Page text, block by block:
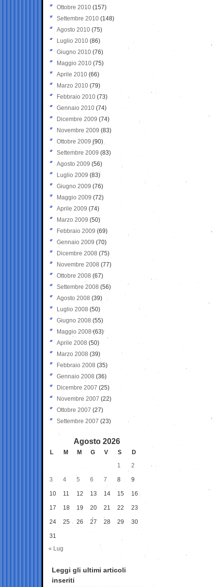
Ottobre 2010 (157)
Settembre 2010 (148)
Agosto 2010 (75)
Luglio 2010 (86)
Giugno 2010 (76)
Maggio 2010 (75)
Aprile 2010 (66)
Marzo 2010 (79)
Febbraio 2010 (73)
Gennaio 2010 (74)
Dicembre 2009 (74)
Novembre 2009 (83)
Ottobre 2009 (90)
Settembre 2009 (83)
Agosto 2009 (56)
Luglio 2009 (83)
Giugno 2009 (76)
Maggio 2009 (72)
Aprile 2009 (74)
Marzo 2009 (50)
Febbraio 2009 (69)
Gennaio 2009 (70)
Dicembre 2008 (75)
Novembre 2008 (77)
Ottobre 2008 (67)
Settembre 2008 (56)
Agosto 2008 (39)
Luglio 2008 (50)
Giugno 2008 (55)
Maggio 2008(63)
Aprile 2008 (50)
Marzo 2008 (39)
Febbraio 2008 (35)
Gennaio 2008 (36)
Dicembre 2007 (25)
Novembre 2007 (22)
Ottobre 2007 (27)
Settembre 2007 (23)
Agosto 2026
L M M G V S
D
1
2
3 4 5 6 7 8 9
10 11 12 13 14 15 16
17 18 19 20 21 22 23
24 25 26 27 28 29 30
31
« Lug
Leggi gli ultimi articoli
inseriti